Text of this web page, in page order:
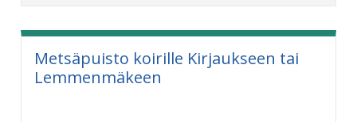
Metsäpuisto koirille Kirjaukseen tai
Lemmenmäkeen